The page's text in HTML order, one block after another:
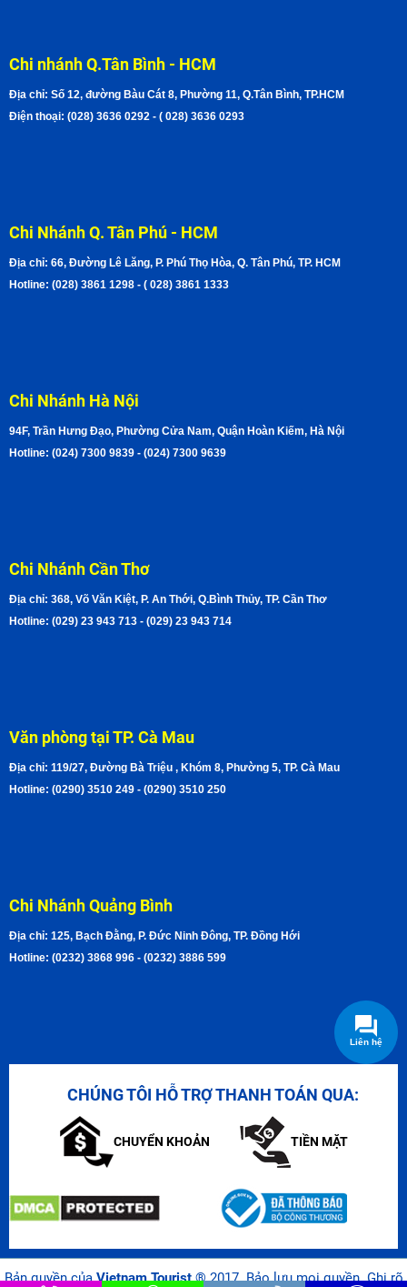
Chi nhánh Q.Tân Bình - HCM
Địa chỉ: Số 12, đường Bàu Cát 8, Phường 11, Q.Tân Bình, TP.HCM
Điện thoại: (028) 3636 0292 - ( 028) 3636 0293
Chi Nhánh Q. Tân Phú - HCM
Địa chỉ: 66, Đường Lê Lăng, P. Phú Thọ Hòa, Q. Tân Phú, TP. HCM
Hotline: (028) 3861 1298 - ( 028) 3861 1333
Chi Nhánh Hà Nội
94F, Trần Hưng Đạo, Phường Cửa Nam, Quận Hoàn Kiếm, Hà Nội
Hotline: (024) 7300 9839 - (024) 7300 9639
Chi Nhánh Cần Thơ
Địa chỉ: 368, Võ Văn Kiệt, P. An Thới, Q.Bình Thủy, TP. Cần Thơ
Hotline: (029) 23 943 713 - (029) 23 943 714
Văn phòng tại TP. Cà Mau
Địa chỉ: 119/27, Đường Bà Triệu , Khóm 8, Phường 5, TP. Cà Mau
Hotline: (0290) 3510 249 - (0290) 3510 250
Chi Nhánh Quảng Bình
Địa chỉ: 125, Bạch Đằng, P. Đức Ninh Đông, TP. Đồng Hới
Hotline: (0232) 3868 996 - (0232) 3886 599
CHÚNG TÔI HỖ TRỢ THANH TOÁN QUA:
CHUYỂN KHOẢN TIỀN MẶT
Liên hệ
Bản quyền củaVietnam Tourist® 2017. Bảo lưu mọi quyền. Ghi rõ